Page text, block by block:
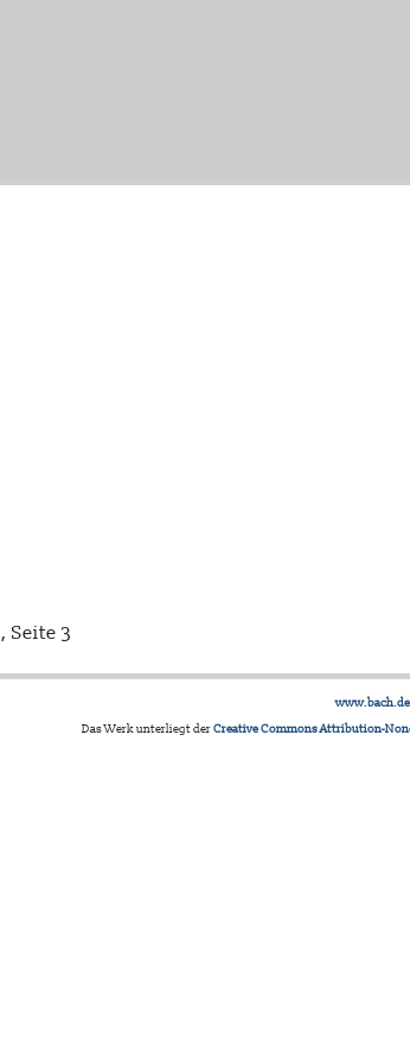
, Seite 3
www.bach.de
Das Werk unterliegt derCreative Commons Attribution-